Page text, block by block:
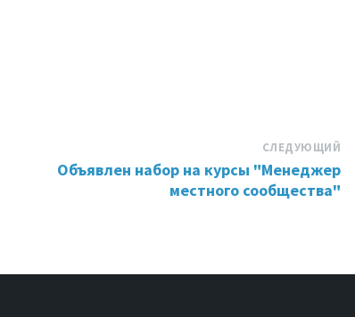
СЛЕДУЮЩИЙ
Объявлен набор на курсы "Менеджер
местного сообщества"